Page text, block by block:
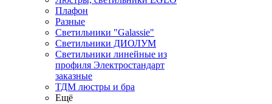
Плафон
Разные
Светильники "Galassie"
Светильники ДИОЛУМ
Светильники линейные из
профиля Электростандарт
заказные
ТДМ люстры и бра
Ещё